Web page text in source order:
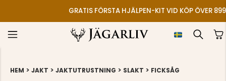
GRATIS FÖRSTA HJÄLPEN-KIT VID KÖP ÖVER
HEM > JAKT > JAKTUTRUSTNING > SLAKT > FICKSÅG